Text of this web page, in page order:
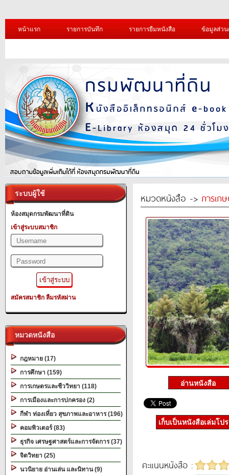
หน้าแรก รายการบันทึก รายการยืมหนังสือ ข้อมูลส่ว
ระบบผู้ใช้
ห้องสมุดกรมพัฒนาที่ดิน
เข้าสู่ระบบสมาชิก
สมัครสมาชิก ลืมรหัสผ่าน
หมวดหนังสือ
กฎหมาย (17)
การศึกษา (159)
การเกษตรและชีววิทยา (118)
การเมืองและการปกครอง (2)
กีฬา ท่องเที่ยว สุขภาพและอาหาร (196)
คอมพิวเตอร์ (83)
ธุรกิจ เศรษฐศาสตร์และการจัดการ (37)
จิตวิทยา (25)
นวนิยาย อ่านเล่น และนิทาน (9)
หมวดหนังสือ -> การเก
เก็บเป็นหนังสือเล่มโป
คะแนนหนังสือ :